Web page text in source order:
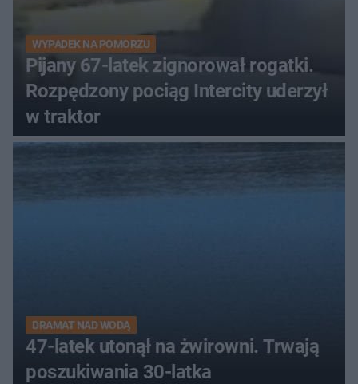
WYPADEK NA POMORZU
Pijany 67-latek zignorował rogatki.
Rozpędzony pociąg Intercity uderzył
w traktor
DRAMAT NAD WODĄ
47-latek utonął na żwirowni. Trwają
poszukiwania 30-latka